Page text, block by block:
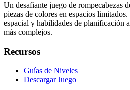
Un desafiante juego de rompecabezas
piezas de colores en espacios
espacial y habilidades de planificación
más complejos.
Recursos
Guías de Niveles
Descargar Juego